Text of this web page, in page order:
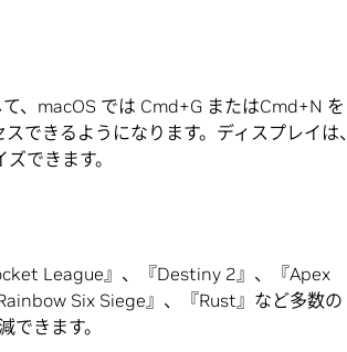
、macOS では Cmd+G またはCmd+N を
できるようになります。ディスプレイは、
できます。
League』、『Destiny 2』、『Apex
Six Siege』、『Rust』など多数の
きます。